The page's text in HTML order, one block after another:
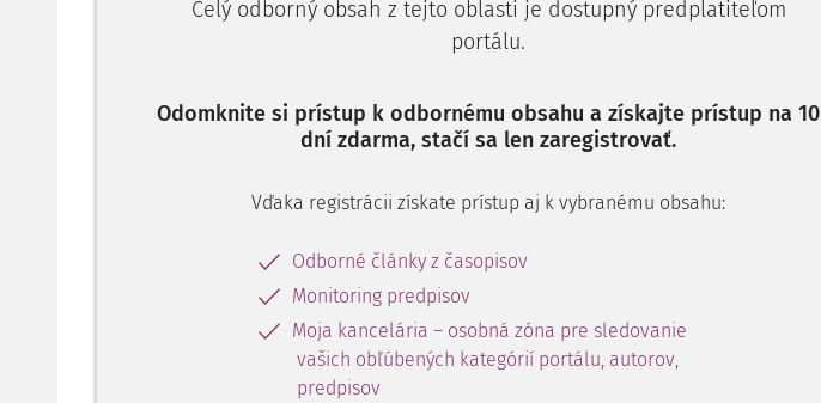
Celý odborný obsah z tejto oblasti je dostupný predplatiteľom
portálu.
Odomknite si prístup k odbornému obsahu a získajte prístup na 10
dní zdarma, stačí sa len zaregistrovať.
Vďaka registrácii získate prístup aj k vybranému obsahu:
Odborné články z časopisov
Monitoring predpisov
Moja kancelária – osobná zóna pre sledovanie
vašich obľúbených kategórií portálu, autorov,
predpisov